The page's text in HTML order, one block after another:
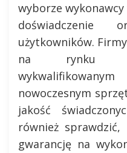
wyborze
doświadczenie
użytkowników.
na rynku
nowoczesnym
jakość
również
gwarancję na